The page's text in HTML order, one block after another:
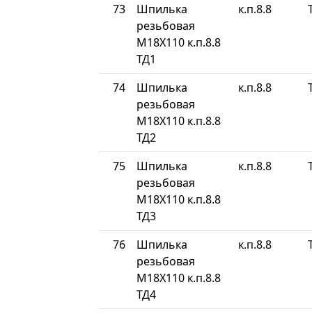
73
Шпилька
резьбовая
М18Х110 к.п.8.8
ТД1
к.п.8.8
74
Шпилька
резьбовая
М18Х110 к.п.8.8
ТД2
к.п.8.8
75
Шпилька
резьбовая
М18Х110 к.п.8.8
ТД3
к.п.8.8
76
Шпилька
резьбовая
М18Х110 к.п.8.8
ТД4
к.п.8.8